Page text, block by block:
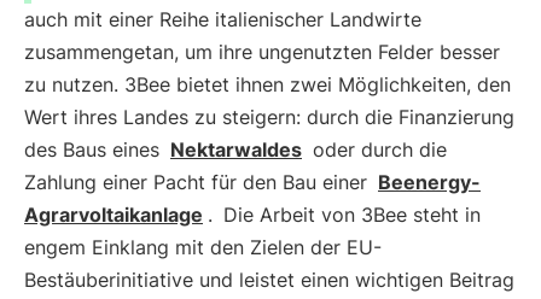
auch mit einer Reihe italienischer Landwirte
zusammengetan, um ihre ungenutzten Felder besser
zu nutzen. 3Bee bietet ihnen zwei Möglichkeiten, den
Wert ihres Landes zu steigern: durch die Finanzierung
des Baus eines Nektarwaldes oder durch die
Zahlung einer Pacht für den Bau einer Beenergy-
Agrarvoltaikanlage . Die Arbeit von 3Bee steht in
engem Einklang mit den Zielen der EU-
Bestäuberinitiative und leistet einen wichtigen Beitrag